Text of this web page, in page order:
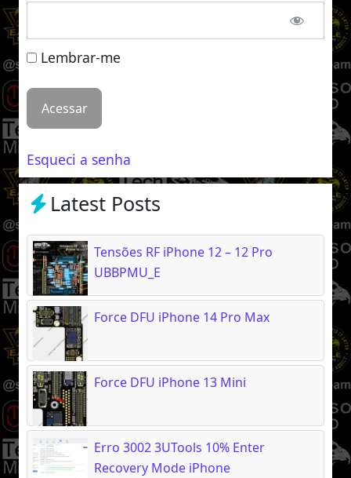
Lembrar-me
Esqueci a senha
Latest Posts
Tensões RF iPhone 12 – 12 Pro
UBBPMU_E
Force DFU iPhone 14 Pro Max
Force DFU iPhone 13 Mini
Erro 3002 3UTools 10% Enter
Recovery Mode iPhone